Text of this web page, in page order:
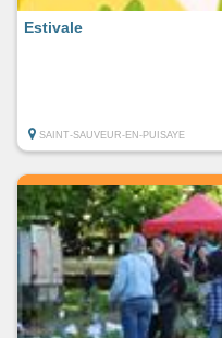
Estivale
SAINT-SAUVEUR-EN-PUISAYE